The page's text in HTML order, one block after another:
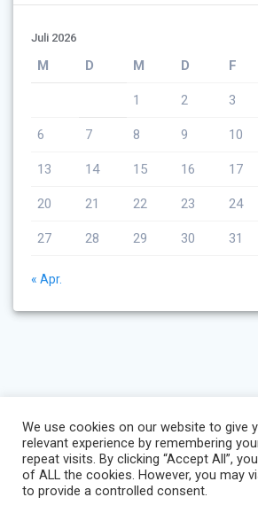
Juli 2026
M D M D F
1 2 3
6 7 8 9 10
13 14 15 16 17
20 21 22 23 24
27 28 29 30 31
« Apr.
We use cookies on our website to give
relevant experience by remembering
repeat visits. By clicking “Accept All”,
of ALL the cookies. However, you may
to provide a controlled consent.